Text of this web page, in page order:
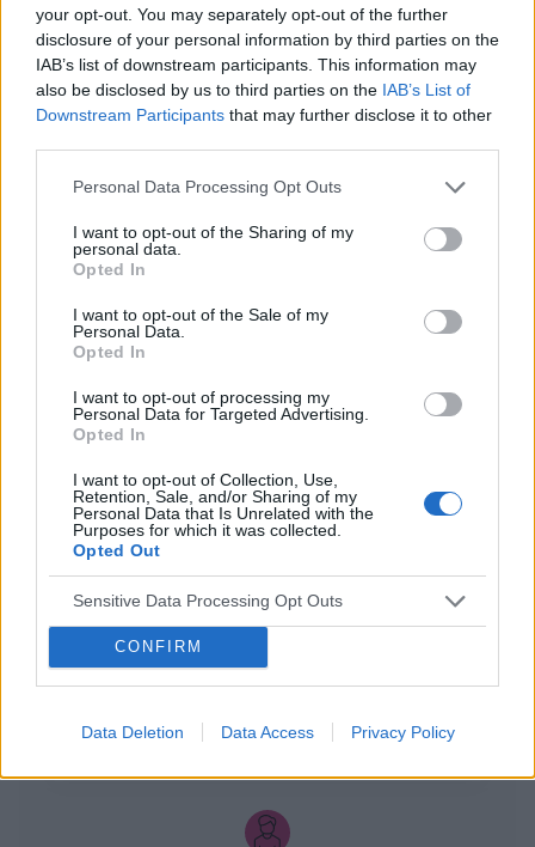
your opt-out. You may separately opt-out of the further
disclosure of your personal information by third parties on the
IAB’s list of downstream participants. This information may
also be disclosed by us to third parties on the IAB’s List of
Downstream Participants that may further disclose it to other
Personal Data Processing Opt Outs
I want to opt-out of the Sharing of my
personal data.
Opted In
I want to opt-out of the Sale of my
Personal Data.
Opted In
I want to opt-out of processing my
Personal Data for Targeted Advertising.
Opted In
I want to opt-out of Collection, Use,
Retention, Sale, and/or Sharing of my
Personal Data that Is Unrelated with the
Purposes for which it was collected.
Opted Out
Sensitive Data Processing Opt Outs
CONFIRM
Data Deletion Data Access Privacy Policy
WYBIERZ PLIK
Dopuszczalne formaty pliku graficznego: jpg, jpeg , png.
Rozmiar zdjęcia nie powinien przekraczać 0.6MB.
Wysyłaj powiadomienia o odpowiedzi
ZOBACZ INNE DYSKUSJE
gość